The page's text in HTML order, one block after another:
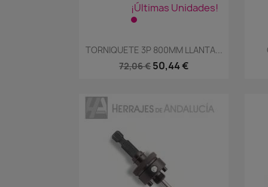
¡Últimas Unidades!
Vista rápida
TORNIQUETE 3P 800MM LLANTA...
72,06 € 50,44 €